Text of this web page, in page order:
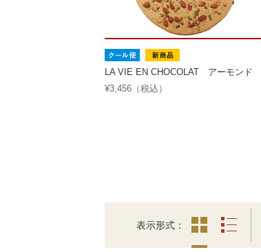
LA VIE EN CHOCOLAT アーモンド
¥3,456（税込）
表示形式